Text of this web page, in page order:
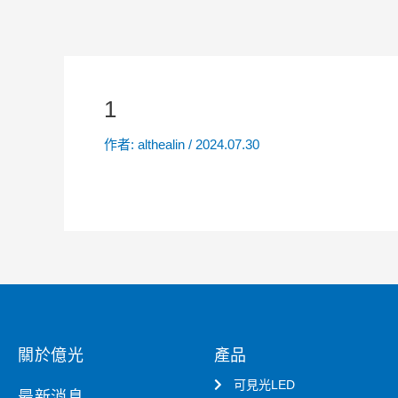
1
作者: althealin / 2024.07.30
關於億光 產品
可見光LED